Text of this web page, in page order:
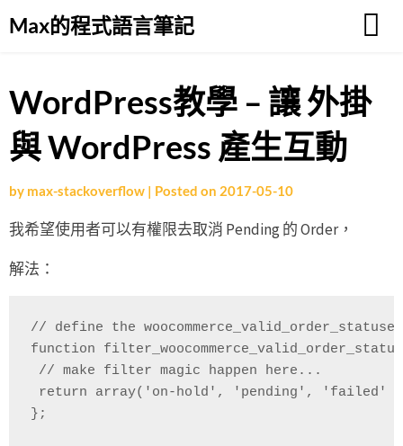
toMax的程式語言筆記
WordPress教學 – 讓 外掛
與 WordPress 產生互動
by max-stackoverflow | Posted on 2017-05-10
我希望使用者可以有權限去取消 Pending 的 Order，
解法：
// define the
function
// make filter magic happen here...
return array('on-hold', 'pending', 'failed'
};